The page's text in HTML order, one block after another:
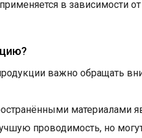
в зависимости
важно обращать
проводимость, но